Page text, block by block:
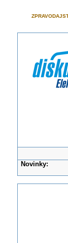
Novinky: